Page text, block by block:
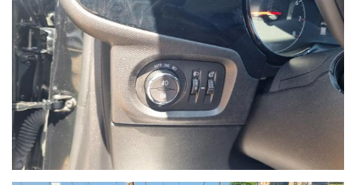
Ho letto e accetto l'informativa privacy